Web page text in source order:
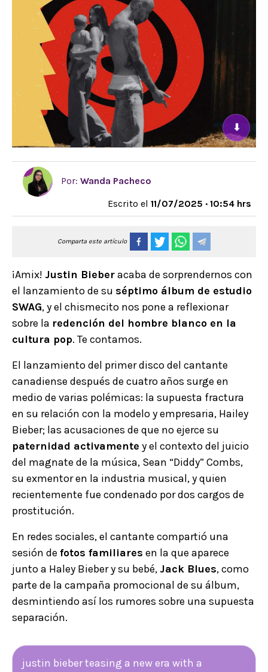
⬇
Por: Wanda Pacheco
Escrito el 11/07/2025 · 10:54 hrs
Comparta este artículo
¡Amix! Justin Bieberacaba de sorprendernos con
el lanzamiento de su séptimo álbum de estudio
SWAG, y el chismecito nos pone a reflexionar
sobre la redención del hombre blanco en la
cultura pop. Te contamos.
El lanzamiento del primer disco del cantante
canadiense después de cuatro años surge en
medio de varias polémicas: la supuesta fractura
en su relación con la modelo y empresaria, Hailey
Bieber; las acusaciones de que no ejerce su
paternidad activamente y el contexto del juicio
del magnate de la música, Sean “Diddy” Combs,
su exmentor en la industria musical, y quien
recientemente fue condenado por dos cargos de
prostitución.
En redes sociales, el cantante compartió una
sesión de fotos familiares en la que aparece
junto a Haley Bieber y su bebé, Jack Blues, como
parte de la campaña promocional de su álbum,
desmintiendo así los rumores sobre una supuesta
separación.
justin bieber teasing a new era with a